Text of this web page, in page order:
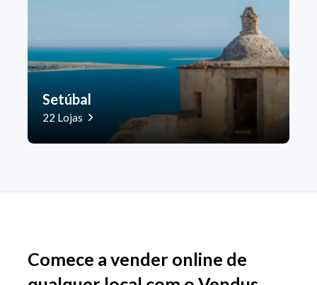
Setúbal
22 Lojas
Comece a vender online de